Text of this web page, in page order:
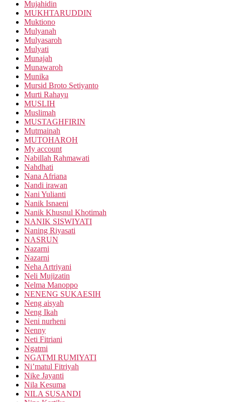
Mujahidin
MUKHTARUDDIN
Muktiono
Mulyanah
Mulyasaroh
Mulyati
Munajah
Munawaroh
Munika
Mursid Broto Setiyanto
Murti Rahayu
MUSLIH
Muslimah
MUSTAGHFIRIN
Mutmainah
MUTOHAROH
My account
Nabillah Rahmawati
Nahdhati
Nana Afriana
Nandi irawan
Nani Yulianti
Nanik Isnaeni
Nanik Khusnul Khotimah
NANIK SISWIYATI
Naning Riyasati
NASRUN
Nazarni
Nazarni
Neha Artriyani
Neli Mujizatin
Nelma Manoppo
NENENG SUKAESIH
Neng aisyah
Neng Ikah
Neni nurheni
Nenny
Neti Fitriani
Ngatmi
NGATMI RUMIYATI
Ni’matul Fitriyah
Nike Jayanti
Nila Kesuma
NILA SUSANDI